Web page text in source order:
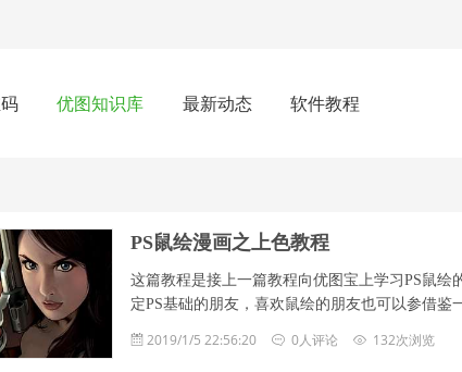
优图知识库 最新动态 软件教程
PS鼠绘漫画之上色教程
这篇教程是接上一篇教程向优图宝上学习PS鼠
定PS基础的朋友，喜欢鼠绘的朋友也可以参借鉴
2019/1/5 22:56:20 0人评论 132次浏览